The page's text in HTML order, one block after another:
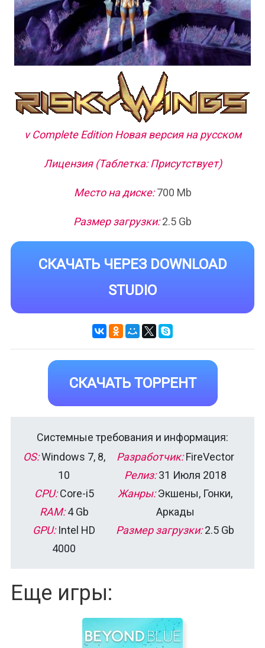
v Complete Edition Новая версия на русском
Лицензия (Таблетка: Присутствует)
Место на диске:700 Mb
Размер загрузки:2.5 Gb
СКАЧАТЬ ЧЕРЕЗ DOWNLOAD
STUDIO
СКАЧАТЬ ТОРРЕНТ
Системные требования и информация:
OS:Windows 7, 8,
10
CPU:Core-i5
RAM:4 Gb
GPU:Intel HD
4000
Разработчик:FireVector
Релиз:31 Июля 2018
Жанры:Экшены, Гонки,
Аркады
Размер загрузки:2.5 Gb
Еще игры: